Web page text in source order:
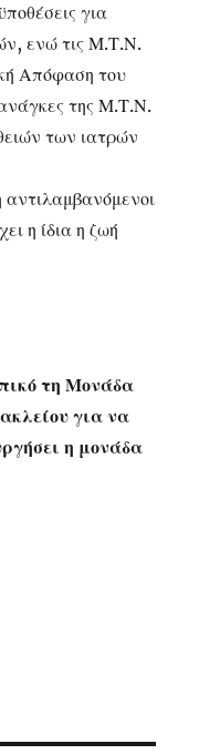
για
ενώ τις Μ.Τ.Ν.
Απόφαση του
ανάγκες της Μ.Τ.Ν.
των ιατρών
αντιλαμβανόμενοι
η ίδια η ζωή
τη Μονάδα
για να
η μονάδα